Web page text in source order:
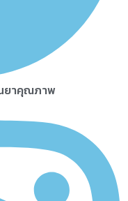
ยาคุณภาพ